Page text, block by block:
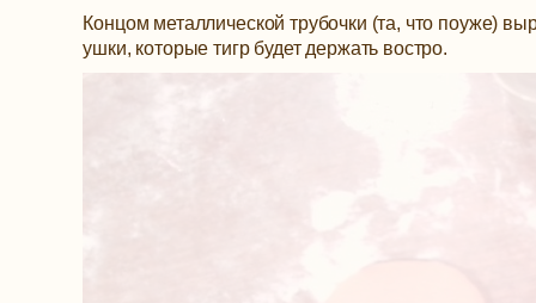
Концом металлической трубочки (та, что поуже)
ушки, которые тигр будет держать востро.